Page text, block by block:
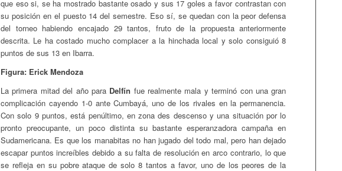
que eso si, se ha mostrado bastante osado y sus 17 goles a favor contrastan con
su posición en el puesto 14 del semestre. Eso sí, se quedan con la peor defensa
del torneo habiendo encajado 29 tantos, fruto de la propuesta anteriormente
descrita. Le ha costado mucho complacer a la hinchada local y solo consiguió 8
puntos de sus 13 en Ibarra.
Figura: Erick Mendoza
La primera mitad del año para Delfín fue realmente mala y terminó con una gran
complicación cayendo 1-0 ante Cumbayá, uno de los rivales en la permanencia.
Con solo 9 puntos, está penúltimo, en zona des descenso y una situación por lo
pronto preocupante, un poco distinta su bastante esperanzadora campaña en
Sudamericana. Es que los manabitas no han jugado del todo mal, pero han dejado
escapar puntos increíbles debido a su falta de resolución en arco contrario, lo que
se refleja en su pobre ataque de solo 8 tantos a favor, uno de los peores de la